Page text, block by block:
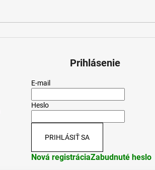
Prihlásenie
E-mail
Heslo
PRIHLÁSIŤ SA
Nová registráciaZabudnuté heslo